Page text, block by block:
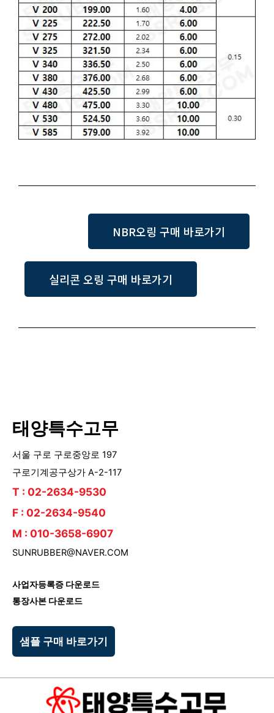
태양특수고무
서울 구로 구로중앙로 197
구로기계공구상가 A-2-117
T : 02-2634-9530
F : 02-2634-9540
M : 010-3658-6907
SUNRUBBER@NAVER.COM
사업자등록증 다운로드
통장사본 다운로드
샘플 구매 바로가기
NBR오링 구매 바로가기
실리콘 오링 구매 바로가기